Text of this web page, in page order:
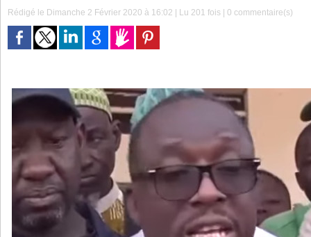
Rédigé le Dimanche 2 Février 2020 à 16:02 | Lu 201 fois |0 commentaire(s)